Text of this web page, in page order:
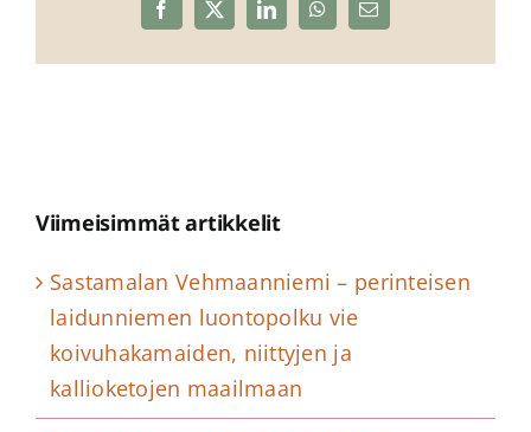
Facebook
X LinkedInWhatsAppSähköposti
Viimeisimmät artikkelit
Sastamalan Vehmaanniemi – perinteisen
laidunniemen luontopolku vie
koivuhakamaiden, niittyjen ja
kallioketojen maailmaan